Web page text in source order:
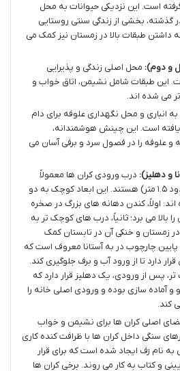
است. این نزدیکی حیوانات به محل
گذشته، بخشی از زندگی سنتی روستایی
داشتن طبقات بالا در زمستان نیز کمک می
و دوم): محل اصلی زندگی و پذیرایی
این طبقات شامل نشیمن، اتاق خواب و
می شده اند.
به انباری و محل نگهداری علوفه برای دام
است. این چینش هوشمندانه،
و علوفه را در فصول سرد و برفی آسان می
و دهلیز): درب ورودی کران ها معمولاً
کوچک و کم ارتفاع (حدود ۱.۵ متر) هستند. این ابعاد کوچک به دو
اولاً، کندن دهانه های بزرگ در صخره
می برد؛ ثانیاً، درب های کوچک تر به
زمستان و خنکی آن در تابستان کمک
چارچوب در به آستانا معروف است که
دارد تا از ورود آب و برف جلوگیری کند.
پس از ورودی، یک دهلیز قرار دارد که
آماده سازی بوده و ورودی اصلی خانه را
کند.
اصلی کران ها برای نشیمن و خواب
سنگی داخل کران ها با ظرافت کنده کاری
نام رَف ایجاد شده است که برای قرار
و کتاب به کار می روند. برخی کران ها